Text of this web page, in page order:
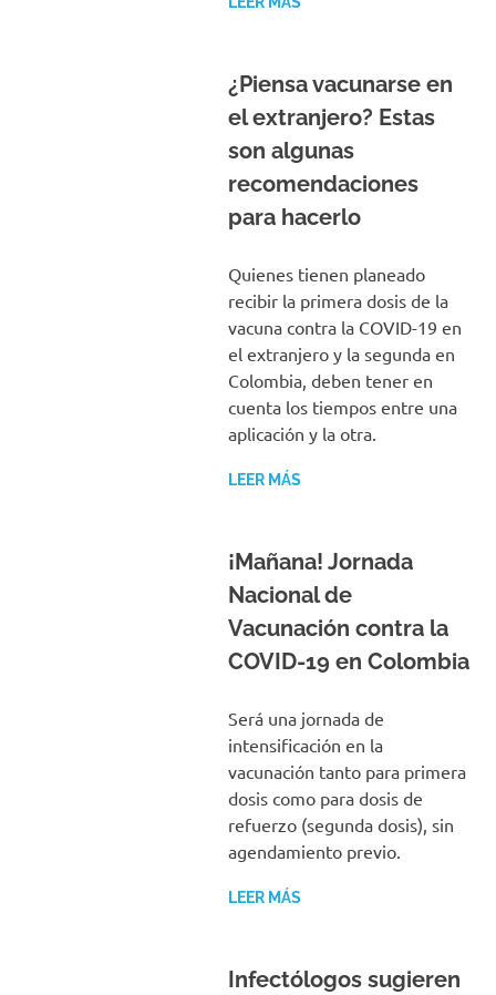
¿Piensa vacunarse en
el extranjero? Estas
son algunas
recomendaciones
para hacerlo
Quienes tienen planeado
recibir la primera dosis de la
vacuna contra la COVID-19 en
el extranjero y la segunda en
Colombia, deben tener en
cuenta los tiempos entre una
aplicación y la otra.
LEER MÁS
¡Mañana! Jornada
Nacional de
Vacunación contra la
COVID-19 en Colombia
Será una jornada de
intensificación en la
vacunación tanto para primera
dosis como para dosis de
refuerzo (segunda dosis), sin
agendamiento previo.
LEER MÁS
Infectólogos sugieren